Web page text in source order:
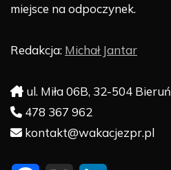
miejsce na odpoczynek.
Redakcja: Michał Jantar
ul. Miła 06B, 32-504 Bieruń
478 367 962
kontakt@wakacjezpr.pl